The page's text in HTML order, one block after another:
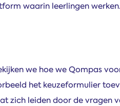
waarin leerlingen werken.
we hoe we Qompas
het keuzeformulier
zich leiden door de vragen